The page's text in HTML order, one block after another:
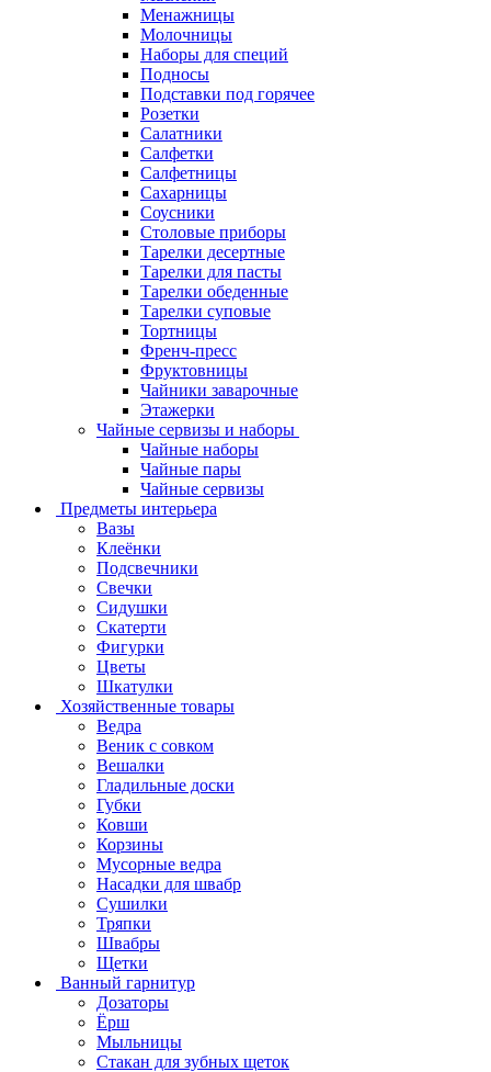
Менажницы
Молочницы
Наборы для специй
Подносы
Подставки под горячее
Розетки
Салатники
Салфетки
Салфетницы
Сахарницы
Соусники
Столовые приборы
Тарелки десертные
Тарелки для пасты
Тарелки обеденные
Тарелки суповые
Тортницы
Френч-пресс
Фруктовницы
Чайники заварочные
Этажерки
Чайные сервизы и наборы
Чайные наборы
Чайные пары
Чайные сервизы
Предметы интерьера
Вазы
Клеёнки
Подсвечники
Свечки
Сидушки
Скатерти
Фигурки
Цветы
Шкатулки
Хозяйственные товары
Ведра
Веник с совком
Вешалки
Гладильные доски
Губки
Ковши
Корзины
Мусорные ведра
Насадки для швабр
Сушилки
Тряпки
Швабры
Щетки
Ванный гарнитур
Дозаторы
Ёрш
Мыльницы
Стакан для зубных щеток